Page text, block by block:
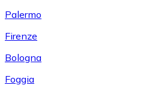
Palermo
Firenze
Bologna
Foggia